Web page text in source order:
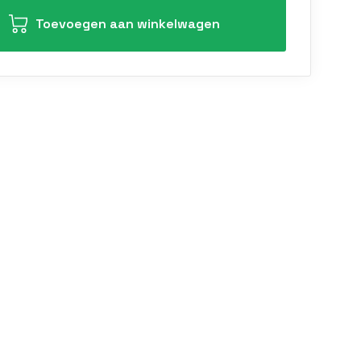
Toevoegen aan winkelwagen